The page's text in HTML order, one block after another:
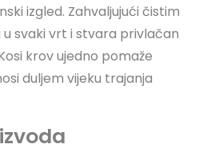
izgled. Zahvaljujući čistim
svaki vrt i stvara privlačan
krov ujedno pomaže
duljem vijeku trajanja